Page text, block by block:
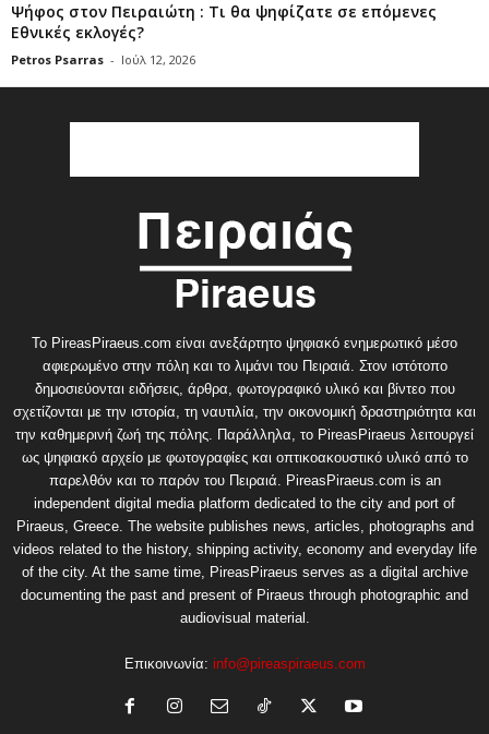
Ψήφος στον Πειραιώτη : Τι θα ψηφίζατε σε επόμενες
Εθνικές εκλογές?
Petros Psarras - Ιούλ 12, 2026
Το PireasPiraeus.com είναι ανεξάρτητο ψηφιακό ενημερωτικό μέσο
αφιερωμένο στην πόλη και το λιμάνι του Πειραιά. Στον ιστότοπο
δημοσιεύονται ειδήσεις, άρθρα, φωτογραφικό υλικό και βίντεο που
σχετίζονται με την ιστορία, τη ναυτιλία, την οικονομική δραστηριότητα και
την καθημερινή ζωή της πόλης. Παράλληλα, το PireasPiraeus λειτουργεί
ως ψηφιακό αρχείο με φωτογραφίες και οπτικοακουστικό υλικό από το
παρελθόν και το παρόν του Πειραιά. PireasPiraeus.com is an
independent digital media platform dedicated to the city and port of
Piraeus, Greece. The website publishes news, articles, photographs and
videos related to the history, shipping activity, economy and everyday life
of the city. At the same time, PireasPiraeus serves as a digital archive
documenting the past and present of Piraeus through photographic and
audiovisual material.
Επικοινωνία: info@pireaspiraeus.com